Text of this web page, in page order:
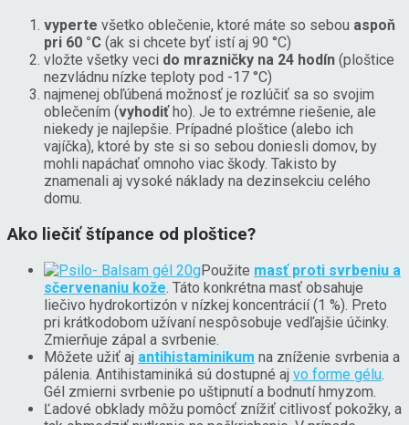
vyperte všetko oblečenie, ktoré máte so sebou aspoň
pri 60 °C (ak si chcete byť istí aj 90 °C)
vložte všetky veci do mrazničky na 24 hodín (ploštice
nezvládnu nízke teploty pod -17 °C)
najmenej obľúbená možnosť je rozlúčiť sa so svojim
oblečením (vyhodiťho). Je to extrémne riešenie, ale
niekedy je najlepšie. Prípadné ploštice (alebo ich
vajíčka), ktoré by ste si so sebou doniesli domov, by
mohli napáchať omnoho viac škody. Takisto by
znamenali aj vysoké náklady na dezinsekciu celého
domu.
Ako liečiť štípance od ploštice?
Použite masť proti svrbeniu a
sčervenaniu kože . Táto konkrétna masť obsahuje
liečivo hydrokortizón v nízkej koncentrácií (1 %). Preto
pri krátkodobom užívaní nespôsobuje vedľajšie účinky.
Zmierňuje zápal a svrbenie.
Môžete užiť aj antihistaminikum na zníženie svrbenia a
pálenia. Antihistaminiká sú dostupné aj vo forme gélu
Gél zmierni svrbenie po uštipnutí a bodnutí hmyzom.
Ľadové obklady môžu pomôcť znížiť citlivosť pokožky, a